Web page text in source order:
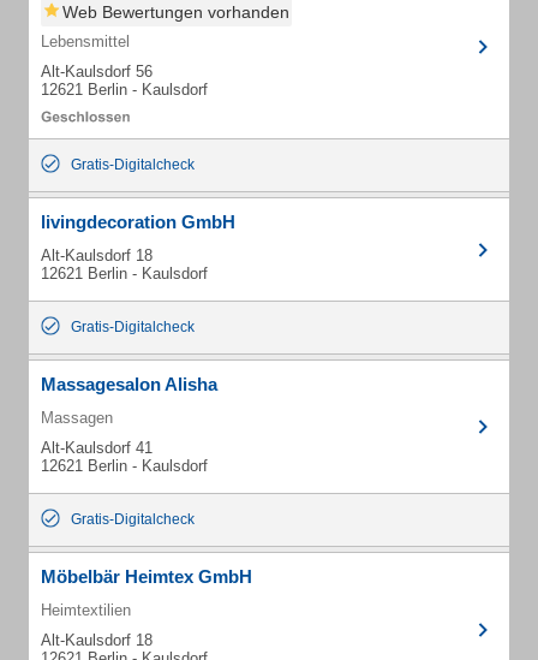
Web Bewertungen vorhanden
Lebensmittel
Alt-Kaulsdorf 56
12621 Berlin - Kaulsdorf
Gratis-Digitalcheck
livingdecoration GmbH
Alt-Kaulsdorf 18
12621 Berlin - Kaulsdorf
Gratis-Digitalcheck
Massagesalon Alisha
Massagen
Alt-Kaulsdorf 41
12621 Berlin - Kaulsdorf
Gratis-Digitalcheck
Möbelbär Heimtex GmbH
Heimtextilien
Alt-Kaulsdorf 18